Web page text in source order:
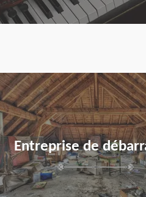
Entreprise de
en savoir plus